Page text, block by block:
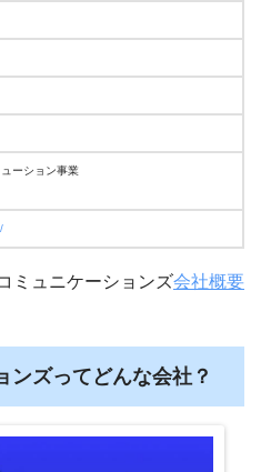
ーション事業
ミュニケーションズ会社概要
ンズってどんな会社？